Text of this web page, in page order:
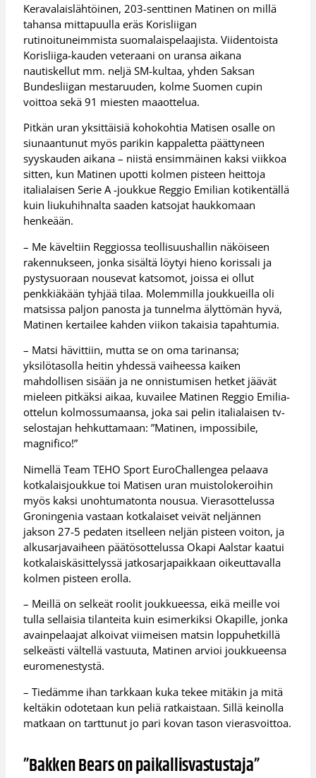
Keravalaislähtöinen, 203-senttinen Matinen on millä
tahansa mittapuulla eräs Korisliigan
rutinoituneimmista suomalaispelaajista. Viidentoista
Korisliiga-kauden veteraani on uransa aikana
nautiskellut mm. neljä SM-kultaa, yhden Saksan
Bundesliigan mestaruuden, kolme Suomen cupin
voittoa sekä 91 miesten maaottelua.
Pitkän uran yksittäisiä kohokohtia Matisen osalle on
siunaantunut myös parikin kappaletta päättyneen
syyskauden aikana – niistä ensimmäinen kaksi viikkoa
sitten, kun Matinen upotti kolmen pisteen heittoja
italialaisen Serie A -joukkue Reggio Emilian kotikentällä
kuin liukuhihnalta saaden katsojat haukkomaan
henkeään.
– Me käveltiin Reggiossa teollisuushallin näköiseen
rakennukseen, jonka sisältä löytyi hieno korissali ja
pystysuoraan nousevat katsomot, joissa ei ollut
penkkiäkään tyhjää tilaa. Molemmilla joukkueilla oli
matsissa paljon panosta ja tunnelma älyttömän hyvä,
Matinen kertailee kahden viikon takaisia tapahtumia.
– Matsi hävittiin, mutta se on oma tarinansa;
yksilötasolla heitin yhdessä vaiheessa kaiken
mahdollisen sisään ja ne onnistumisen hetket jäävät
mieleen pitkäksi aikaa, kuvailee Matinen Reggio Emilia-
ottelun kolmossumaansa, joka sai pelin italialaisen tv-
selostajan hehkuttamaan: ”Matinen, impossibile,
magnifico!”
Nimellä Team TEHO Sport EuroChallengea pelaava
kotkalaisjoukkue toi Matisen uran muistolokeroihin
myös kaksi unohtumatonta nousua. Vierasottelussa
Groningenia vastaan kotkalaiset veivät neljännen
jakson 27-5 pedaten itselleen neljän pisteen voiton, ja
alkusarjavaiheen päätösottelussa Okapi Aalstar kaatui
kotkalaiskäsittelyssä jatkosarjapaikkaan oikeuttavalla
kolmen pisteen erolla.
– Meillä on selkeät roolit joukkueessa, eikä meille voi
tulla sellaisia tilanteita kuin esimerkiksi Okapille, jonka
avainpelaajat alkoivat viimeisen matsin loppuhetkillä
selkeästi vältellä vastuuta, Matinen arvioi joukkueensa
euromenestystä.
– Tiedämme ihan tarkkaan kuka tekee mitäkin ja mitä
keltäkin odotetaan kun peliä ratkaistaan. Sillä keinolla
matkaan on tarttunut jo pari kovan tason vierasvoittoa.
”Bakken Bears on paikallisvastustaja”